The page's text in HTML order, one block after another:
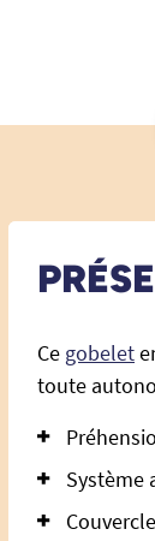
Ce gobelet
toute
Système